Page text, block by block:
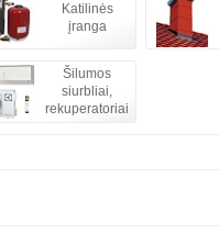
Katilinės
įranga
Šilumos
siurbliai,
rekuperatoriai